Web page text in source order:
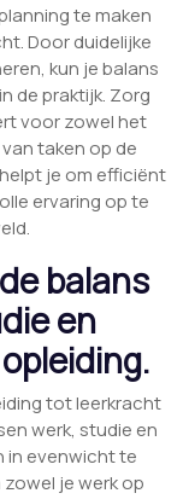
te maken
Door duidelijke
kun je balans
de praktijk. Zorg
voor zowel het
taken op de
je om efficiënt
ervaring op te
balans
en
tot leerkracht
werk, studie en
in evenwicht te
je werk op